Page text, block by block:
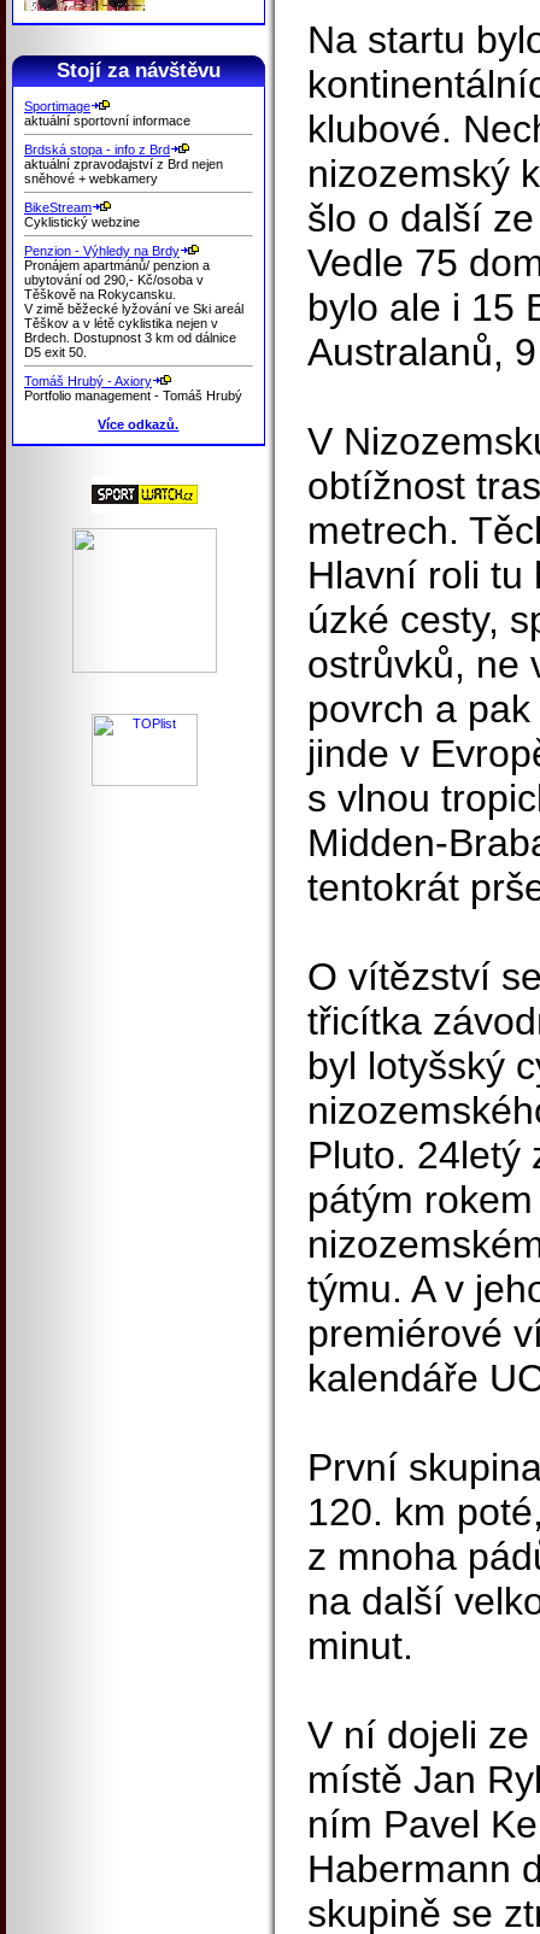
Stojí za návštěvu
Sportimage
aktuální sportovní informace
Brdská stopa - info z Brd
aktuální zpravodajství z Brd nejen
sněhové + webkamery
BikeStream
Cyklistický webzine
Penzion - Výhledy na Brdy
Pronájem apartmánů/ penzion a
ubytování od 290,- Kč/osoba v
Těškově na Rokycansku.
V zimě běžecké lyžování ve Ski areál
Těškov a v létě cyklistika nejen v
Brdech. Dostupnost 3 km od dálnice
D5 exit 50.
Tomáš Hrubý - Axiory
Portfolio management - Tomáš Hrubý
Více odkazů.
Na startu
klubové.
nizozemský
šlo o další
Vedle 75
bylo ale i 15
Australanů,
V
obtížnost
metrech.
Hlavní roli tu
úzké cesty,
ostrůvků, ne
povrch a
jinde v
s vlnou
Midden-
tentokrát
O vítězství
třicítka
byl lotyšský
Pluto. 24letý
pátým
týmu. A v
premiérové
kalendáře
První
120. km
z mnoha
na další
minut.
V ní dojeli ze
místě Jan
ním Pavel
Habermann
skupině se